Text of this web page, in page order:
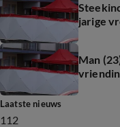
jarige
Man
vriendin
Laatste nieuws
112